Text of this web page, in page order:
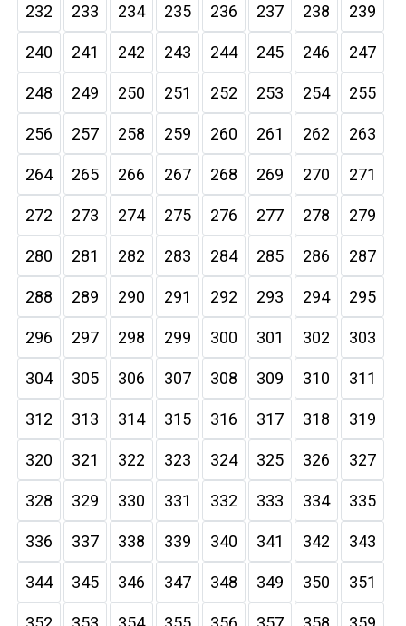
232 233 234 235 236 237 238 239
240 241 242 243 244 245 246 247
248 249 250 251 252 253 254 255
256 257 258 259 260 261 262 263
264 265 266 267 268 269 270 271
272 273 274 275 276 277 278 279
280 281 282 283 284 285 286 287
288 289 290 291 292 293 294 295
296 297 298 299 300 301 302 303
304 305 306 307 308 309 310 311
312 313 314 315 316 317 318 319
320 321 322 323 324 325 326 327
328 329 330 331 332 333 334 335
336 337 338 339 340 341 342 343
344 345 346 347 348 349 350 351